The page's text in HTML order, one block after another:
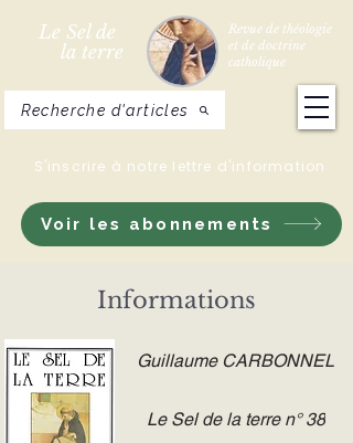
Le Sel de
la terre
Revue de théologie
et de doctrine
catholique
Voir les abonnements
S'inscrire à notre lettre d'information
Recherche d'articles
Informations
Guillaume CARBONNEL
Le Sel de la terre n° 38